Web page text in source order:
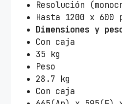
Resolución
Hasta 1200 x 600
Dimensiones y
Con caja
35 kg
Peso
28.7 kg
Con caja